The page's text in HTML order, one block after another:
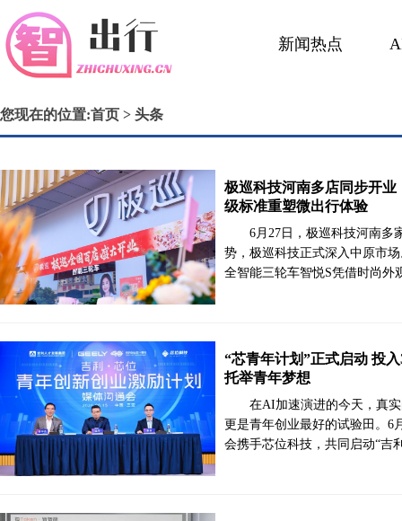
新闻热点
您现在的位置:首页 > 头条
极巡科技河南多店同步开
级标准重塑微出行体验
6月27日，极巡科技河南多
势，极巡科技正式深入中原市
全智能三轮车智悦S凭借时尚
“芯青年计划”正式启动 投
托举青年梦想
在AI加速演进的今天，真
更是青年创业最好的试验田。6
会携手芯位科技，共同启动“